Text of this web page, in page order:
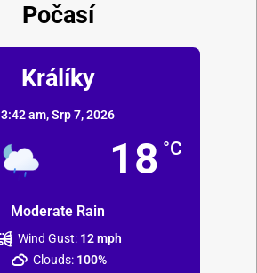
Počasí
Králíky
3:42 am,Srp 7, 2026
18 °C
Moderate Rain
Wind Gust: 12 mph
Clouds: 100%